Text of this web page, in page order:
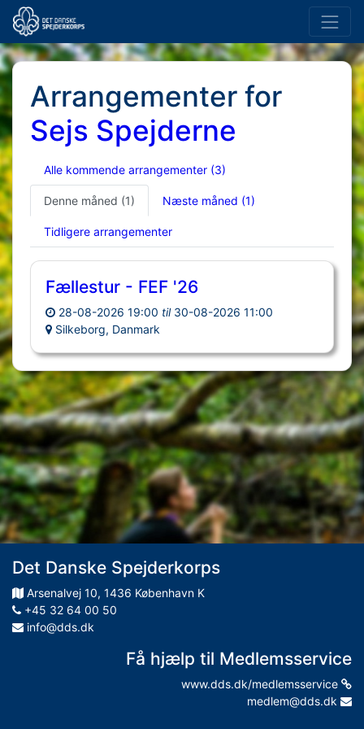
Arrangementer for
Sejs Spejderne
Alle kommende arrangementer (3)
Denne måned (1) Næste måned (1)
Tidligere arrangementer
Fællestur - FEF '26
28-08-2026 19:00 til 30-08-2026 11:00
Silkeborg, Danmark
Det Danske Spejderkorps
Arsenalvej 10, 1436 København K
+45 32 64 00 50
info@dds.dk
Få hjælp til Medlemsservice
www.dds.dk/medlemsservice
medlem@dds.dk